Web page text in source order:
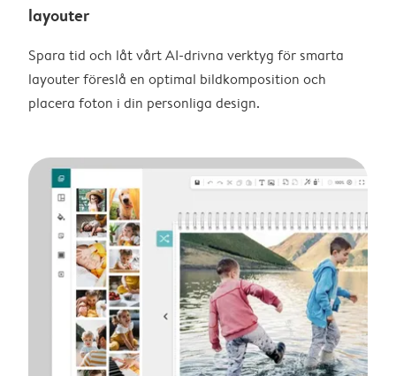
layouter
Spara tid och låt vårt AI-drivna verktyg för smarta
layouter föreslå en optimal bildkomposition och
placera foton i din personliga design.